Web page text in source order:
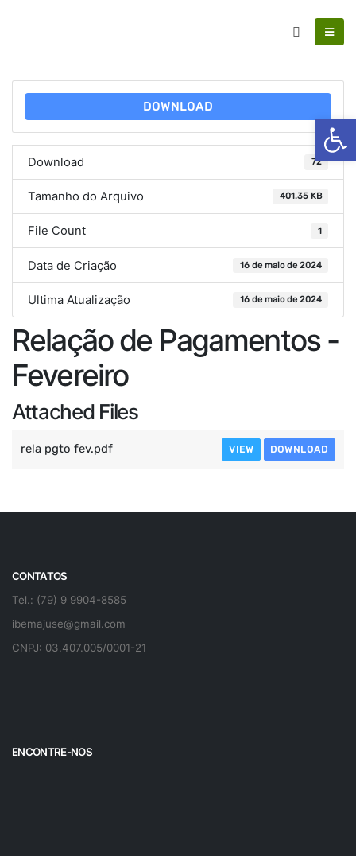
DOWNLOAD
Download 72
Tamanho do Arquivo 401.35 KB
File Count 1
Data de Criação 16 de maio de 2024
Ultima Atualização 16 de maio de 2024
Relação de Pagamentos -
Fevereiro
Attached Files
rela pgto fev.pdf VIEW DOWNLOAD
CONTATOS
Tel.: (79) 9 9904-8585
ibemajuse@gmail.com
CNPJ: 03.407.005/0001-21
ENCONTRE-NOS